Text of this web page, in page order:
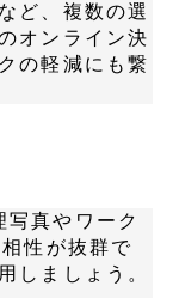
ど、複数の選
オンライン決
の軽減にも繋
写真やワーク
性が抜群で
しましょう。